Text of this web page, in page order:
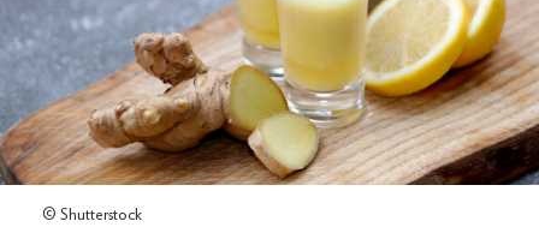
© Shutterstock